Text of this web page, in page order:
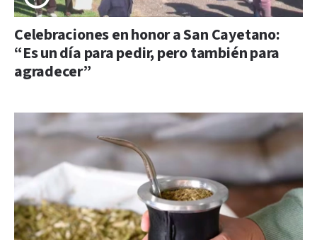
Celebraciones en honor a San Cayetano:
“Es un día para pedir, pero también para
agradecer”